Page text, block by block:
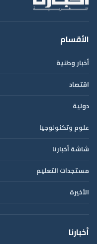
الأقسام
أخبار وطنية
اقتصاد
دولية
علوم وتكنولوجيا
شاشة أخبارنا
مستجدات التعليم
الأخيرة
أخبارنا